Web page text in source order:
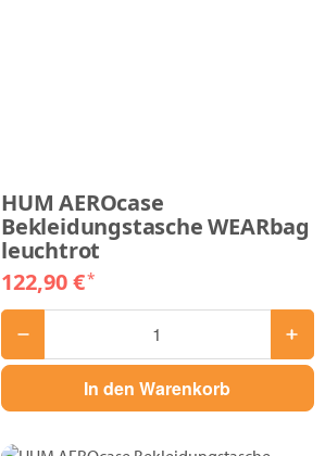
HUM AEROcase
Bekleidungstasche WEARbag
leuchtrot
122,90 €*
In den Warenkorb